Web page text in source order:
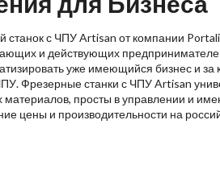
станок с ЧПУ Artisan от компании
и действующих
уже имеющийся бизнес и за
Фрезерные станки с ЧПУ Artisan
материалов, просты в управлении и
цены и производительности на